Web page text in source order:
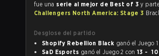
fue una serie al mejor de Best of 3y
Challengers North America: Stage 3
Desglose del partido
Shopify Rebellion Black
SaD Esports
ganó el Juego 2 con 13 - 10